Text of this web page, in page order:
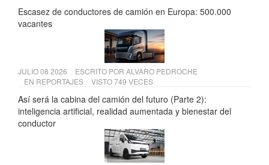
Escasez de conductores de camión en Europa: 500.000
vacantes
JULIO 08 2026 ESCRITO POR ALVARO PEDROCHE
EN REPORTAJES VISTO 749 VECES
Así será la cabina del camión del futuro (Parte 2):
inteligencia artificial, realidad aumentada y bienestar del
conductor